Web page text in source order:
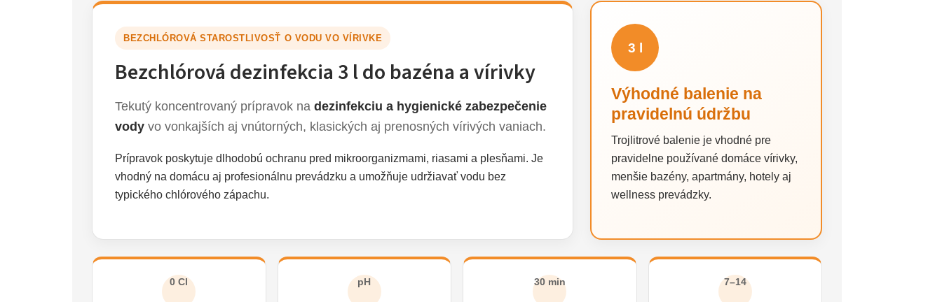
BEZCHLÓROVÁ STAROSTLIVOSŤ O VODU VO VÍRIVKE
Bezchlórová dezinfekcia 3 l do bazéna a vírivky
Tekutý koncentrovaný prípravok na dezinfekciu a hygienické zabezpečenie
vody vo vonkajších aj vnútorných, klasických aj prenosných vírivých vaniach.
Prípravok poskytuje dlhodobú ochranu pred mikroorganizmami, riasami a plesňami. Je
vhodný na domácu aj profesionálnu prevádzku a umožňuje udržiavať vodu bez
typického chlórového zápachu.
3 l
Výhodné balenie na
pravidelnú údržbu
Trojlitrové balenie je vhodné pre
pravidelne používané domáce vírivky,
menšie bazény, apartmány, hotely aj
wellness prevádzky.
0 Cl pH 30 min 7–14